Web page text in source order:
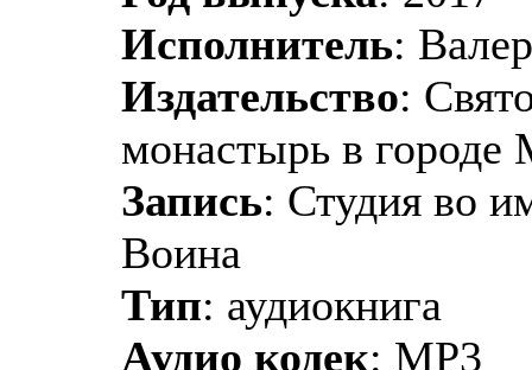
Исполнитель:
Издательство:
монастырь в городе
Запись: Студия во
Воина
Тип: аудиокнига
Аудио кодек: MP3